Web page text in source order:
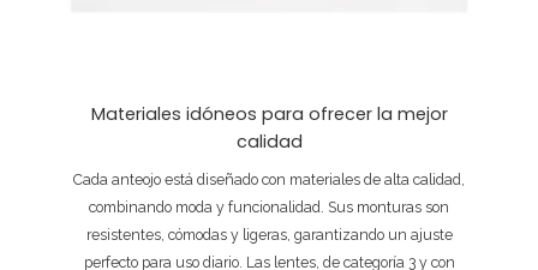
Materiales idóneos para ofrecer la mejor
calidad
Cada anteojo está diseñado con materiales de alta calidad,
combinando moda y funcionalidad. Sus monturas son
resistentes, cómodas y ligeras, garantizando un ajuste
perfecto para uso diario. Las lentes, de categoría 3 y con